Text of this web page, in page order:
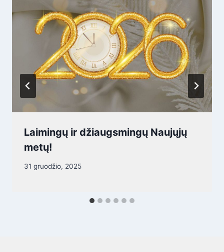
Laimingų ir džiaugsmingų Naujųjų
metų!
31 gruodžio, 2025